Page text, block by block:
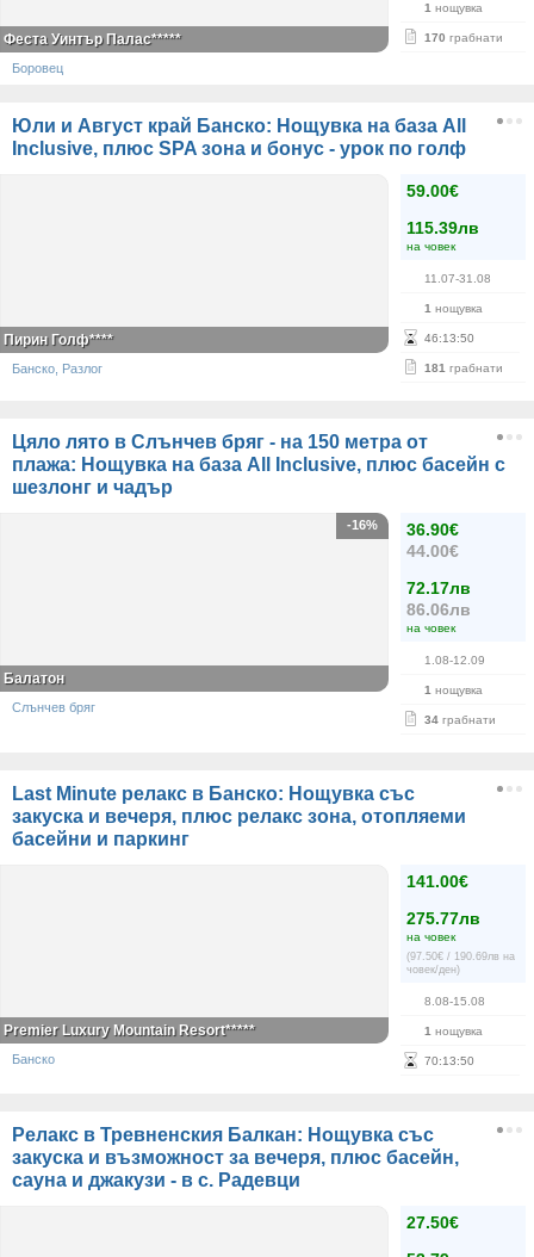
1 нощувка
170 грабнати
Феста Уинтър Палас*****
Боровец
Юли и Август край Банско: Нощувка на база All
Inclusive, плюс SPA зона и бонус - урок по голф
59.00€
115.39лв
на човек
11.07-31.08
1 нощувка
46:13:50
181 грабнати
Пирин Голф****
Банско, Разлог
Цяло лято в Слънчев бряг - на 150 метра от
плажа: Нощувка на база All Inclusive, плюс басейн с
шезлонг и чадър
36.90€
44.00€
72.17лв
86.06лв
на човек
1.08-12.09
1 нощувка
34 грабнати
-16%
Балатон
Слънчев бряг
Last Minute релакс в Банско: Нощувка със
закуска и вечеря, плюс релакс зона, отопляеми
басейни и паркинг
141.00€
275.77лв
на човек
(97.50€ / 190.69лв на
човек/ден)
8.08-15.08
1 нощувка
70:13:50
Premier Luxury Mountain Resort*****
Банско
Релакс в Тревненския Балкан: Нощувка със
закуска и възможност за вечеря, плюс басейн,
сауна и джакузи - в с. Радевци
27.50€